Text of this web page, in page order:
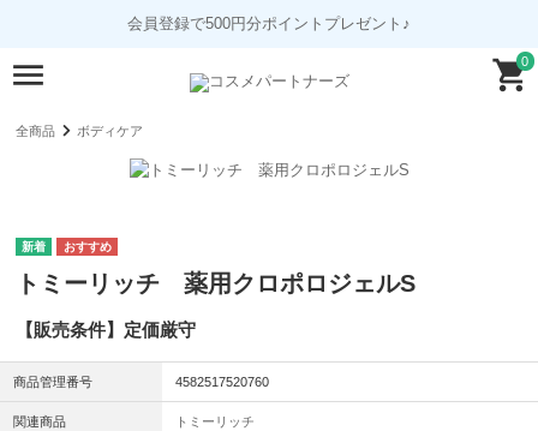
会員登録で500円分ポイントプレゼント♪
0
全商品 ボディケア
トミーリッチ 薬用クロポロジェルS
【販売条件】定価厳守
商品管理番号 4582517520760
関連商品 トミーリッチ